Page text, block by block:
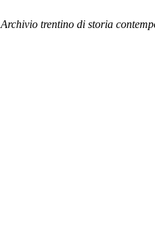
Archivio trentino di storia